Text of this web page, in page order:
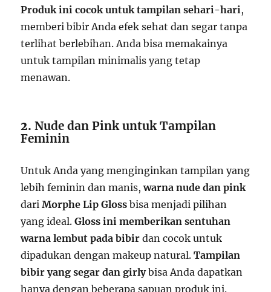
Produk ini cocok untuk tampilan sehari-hari,
memberi bibir Anda efek sehat dan segar tanpa
terlihat berlebihan. Anda bisa memakainya
untuk tampilan minimalis yang tetap
menawan.
2.Nude dan Pink untuk Tampilan
Feminin
Untuk Anda yang menginginkan tampilan yang
lebih feminin dan manis,warna nude dan pink
dariMorphe Lip Gloss bisa menjadi pilihan
yang ideal.Gloss ini memberikan sentuhan
warna lembut pada bibir dan cocok untuk
dipadukan dengan makeup natural.Tampilan
bibir yang segar dan girlybisa Anda dapatkan
hanya dengan beberapa sapuan produk ini.